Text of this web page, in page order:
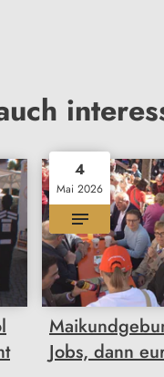
4
Mai 2026
Jobs, dann